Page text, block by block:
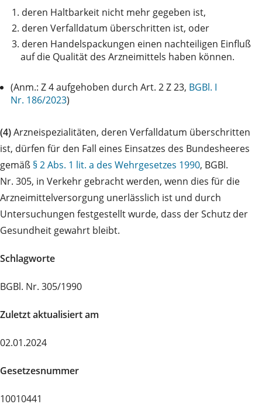
1. deren Haltbarkeit nicht mehr gegeben ist,
2. deren Verfalldatum überschritten ist, oder
3. deren Handelspackungen einen nachteiligen Einfluß
auf die Qualität des Arzneimittels haben können.
(Anm.: Z 4 aufgehoben durch Art. 2 Z 23, BGBl. I
Nr. 186/2023)
(4)Arzneispezialitäten, deren Verfalldatum überschritten
ist, dürfen für den Fall eines Einsatzes des Bundesheeres
gemäß § 2 Abs. 1 lit. a des Wehrgesetzes 1990, BGBl.
Nr. 305, in Verkehr gebracht werden, wenn dies für die
Arzneimittelversorgung unerlässlich ist und durch
Untersuchungen festgestellt wurde, dass der Schutz der
Gesundheit gewahrt bleibt.
Schlagworte
BGBl. Nr. 305/1990
Zuletzt aktualisiert am
02.01.2024
Gesetzesnummer
10010441